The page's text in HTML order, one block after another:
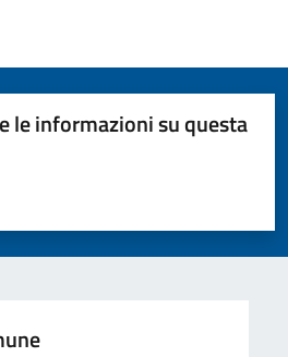
le informazioni su questa
stelle su 5
su 5
5